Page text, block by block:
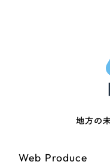
地方の
Web Produce